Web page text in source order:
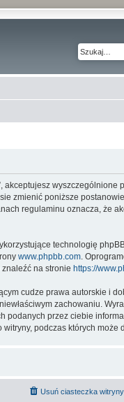
akceptujesz
zmienić poniższe
regulaminu oznacza, że
technologię
www.phpbb.com.
na stronie https://
cudze prawa autorskie i
zachowaniu.
podanych przez ciebie
podczas których może
Usuń ciasteczka witryny